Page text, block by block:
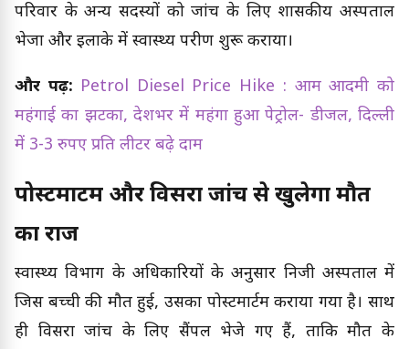
परिवार के अन्य सदस्यों को जांच के लिए शासकीय अस्पताल
भेजा और इलाके में स्वास्थ्य परीक्षण शुरू कराया।
और पढ़ें: Petrol Diesel Price Hike : आम आदमी को
महंगाई का झटका, देशभर में महंगा हुआ पेट्रोल- डीजल, दिल्ली
में 3-3 रुपए प्रति लीटर बढ़े दाम
पोस्टमार्टम और विसरा जांच से खुलेगा मौत
का राज
स्वास्थ्य विभाग के अधिकारियों के अनुसार निजी अस्पताल में
जिस बच्ची की मौत हुई, उसका पोस्टमार्टम कराया गया है। साथ
ही विसरा जांच के लिए सैंपल भेजे गए हैं, ताकि मौत के